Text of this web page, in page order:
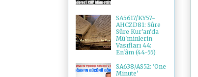
SA5617/KY57-
AHCZD81: Sûre
Sûre Kur'an'da
Mü'minlerin
Vasıfları 44:
En'âm (44-55)
SA638/AS52: 'One
Minute'